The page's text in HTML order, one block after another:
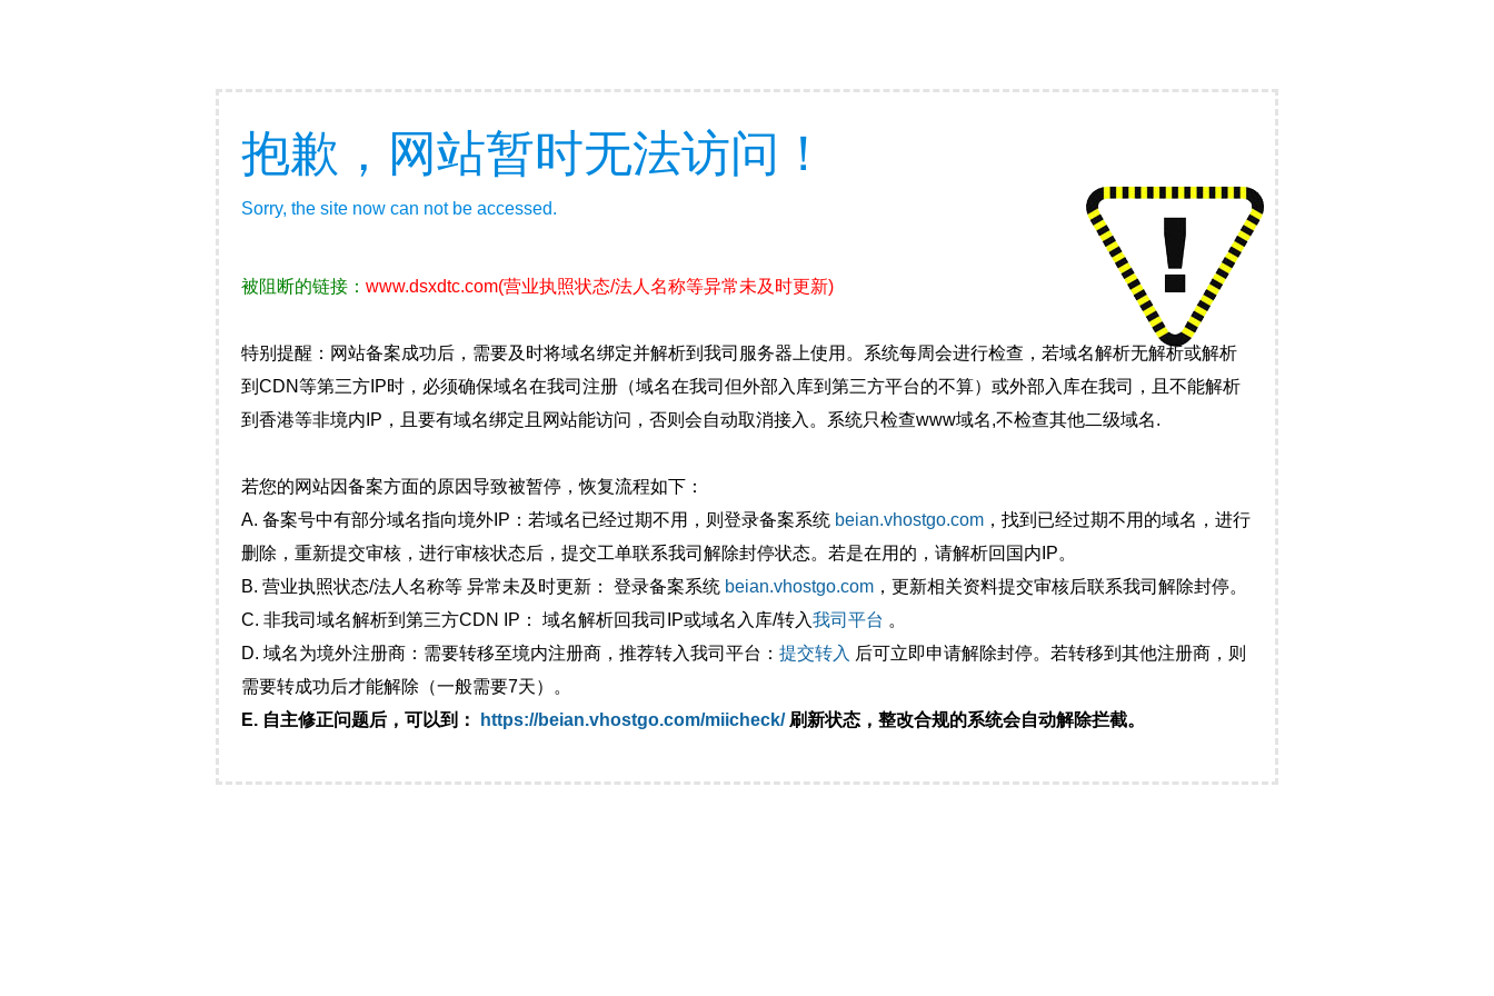
抱歉，网站暂时无法访问！
Sorry, the site now can not be accessed.
被阻断的链接： www.dsxdtc.com(营业执照状态/法人名称等异常未及时更新)
特别提醒：网站备案成功后，需要及时将域名绑定并解析到我司服务器上使用。系统每周会进行检查，若域名解析无解析或解析
到CDN等第三方IP时，必须确保域名在我司注册（域名在我司但外部入库到第三方平台的不算）或外部入库在我司，且不能解析
到香港等非境内IP，且要有域名绑定且网站能访问，否则会自动取消接入。系统只检查www域名,不检查其他二级域名.
若您的网站因备案方面的原因导致被暂停，恢复流程如下：
A. 备案号中有部分域名指向境外IP：若域名已经过期不用，则登录备案系统 beian.vhostgo.com ，找到已经过期不用的域名，进行
删除，重新提交审核，进行审核状态后，提交工单联系我司解除封停状态。若是在用的，请解析回国内IP。
B. 营业执照状态/法人名称等 异常未及时更新： 登录备案系统 beian.vhostgo.com ，更新相关资料提交审核后联系我司解除封停。
C. 非我司域名解析到第三方CDN IP： 域名解析回我司IP或域名入库/转入我司平台 。
D. 域名为境外注册商：需要转移至境内注册商，推荐转入我司平台： 提交转入 后可立即申请解除封停。若转移到其他注册商，则
需要转成功后才能解除（一般需要7天）。
E. 自主修正问题后，可以到：
https://beian.vhostgo.com/miicheck/刷新状态，整改合规的系统会自动解除拦截。